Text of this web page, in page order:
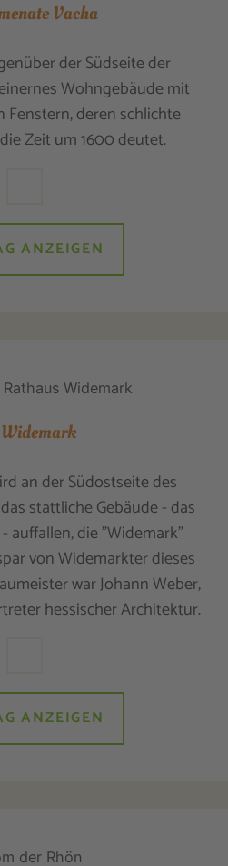
Vacha
der Südseite der
Wohngebäude mit
deren schlichte
Zeit um 1600 deutet.
ANZEIGEN
an der Südostseite des
stattliche Gebäude - das
auffallen, die "Widemark"
von Widemarkter dieses
war Johann Weber,
hessischer Architektur.
ANZEIGEN